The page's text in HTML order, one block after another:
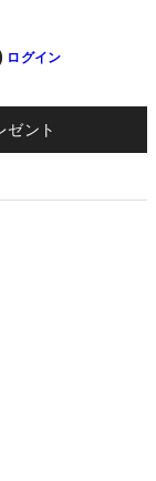
ログイン
ゼント